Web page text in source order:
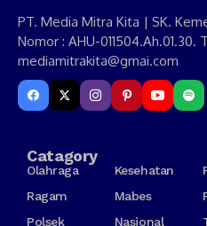
PT. Media Mitra Kita | SK.
Nomor : AHU-011504.Ah.01.30.
mediamitrakita@gmai.com
Catagory
Olahraga Kesehatan
Ragam
Mabes
Polsek
Nasional